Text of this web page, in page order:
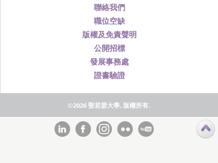
聯絡我們
職位空缺
版權及免責聲明
公開招標
發展事務處
證書驗證
©2026 聖若瑟大學, 版權所有.